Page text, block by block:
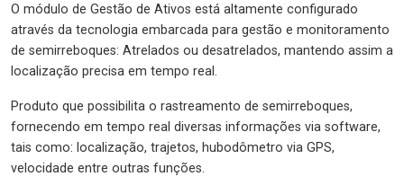
O módulo de Gestão de Ativos está altamente configurado
através da tecnologia embarcada para gestão e monitoramento
de semirreboques: Atrelados ou desatrelados, mantendo assim a
localização precisa em tempo real.
Produto que possibilita o rastreamento de semirreboques,
fornecendo em tempo real diversas informações via software,
tais como: localização, trajetos, hubodômetro via GPS,
velocidade entre outras funções.